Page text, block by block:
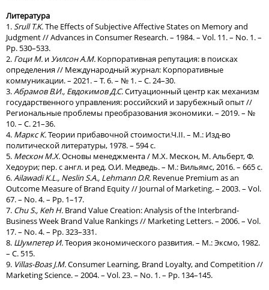
Литература
1. Srull T.K.The Effects of Subjective Affective States on Memory and
Judgment // Advances in Consumer Research. – 1984. – Vol. 11. – No. 1. –
Pp. 530–533.
2. Гоци М. и Уилсон А.М. Корпоративная репутация: в поисках
определения // Международный журнал: Корпоративные
коммуникации. – 2021. – Т. 6. – № 1. – С. 24–30.
3.Абрамов В.И., Евдокимов Д.С.Ситуационный центр как механизм
государственного управления: российский и зарубежный опыт //
Региональные проблемы преобразования экономики. – 2019. – №
10. – С. 21–36.
4. Маркс К.Теории прибавочной стоимости.Ч.II. – М.: Изд-во
политической литературы, 1978. – 594 с.
5. Мескон М.Х.Основы менеджмента / М.Х. Мескон, М. Альберт, Ф.
Хедоури; пер. с англ. и ред. О.И. Медведь. – М.: Вильямс, 2016. – 665 с.
6.Ailawadi K.L., Neslin S.A., Lehmann D.R. Revenue Premium as an
Outcome Measure of Brand Equity // Journal of Marketing. – 2003. – Vol.
67. – No. 4. – Pp. 1–17.
7. Chu S., KehH. Brand Value Creation: Analysis of the Interbrand-
Business Week Brand Value Rankings // Marketing Letters. – 2006. – Vol.
17. – No. 4. – Pp. 323–331.
8. Шумпетер И.Теория экономического развития. – М.: Эксмо, 1982.
– С. 515.
9. Villas-Boas J.M.Consumer Learning, Brand Loyalty, and Competition //
Marketing Science. – 2004. – Vol. 23. – No. 1. – Pp. 134–145.